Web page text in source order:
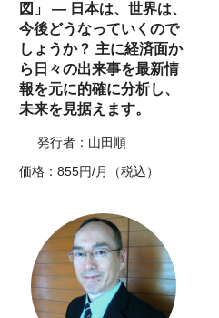
図」 ― 日本は、世界は、
今後どうなっていくので
しょうか？ 主に経済面か
ら日々の出来事を最新情
報を元に的確に分析し、
未来を見据えます。
発行者：山田順
価格：855円/月（税込）